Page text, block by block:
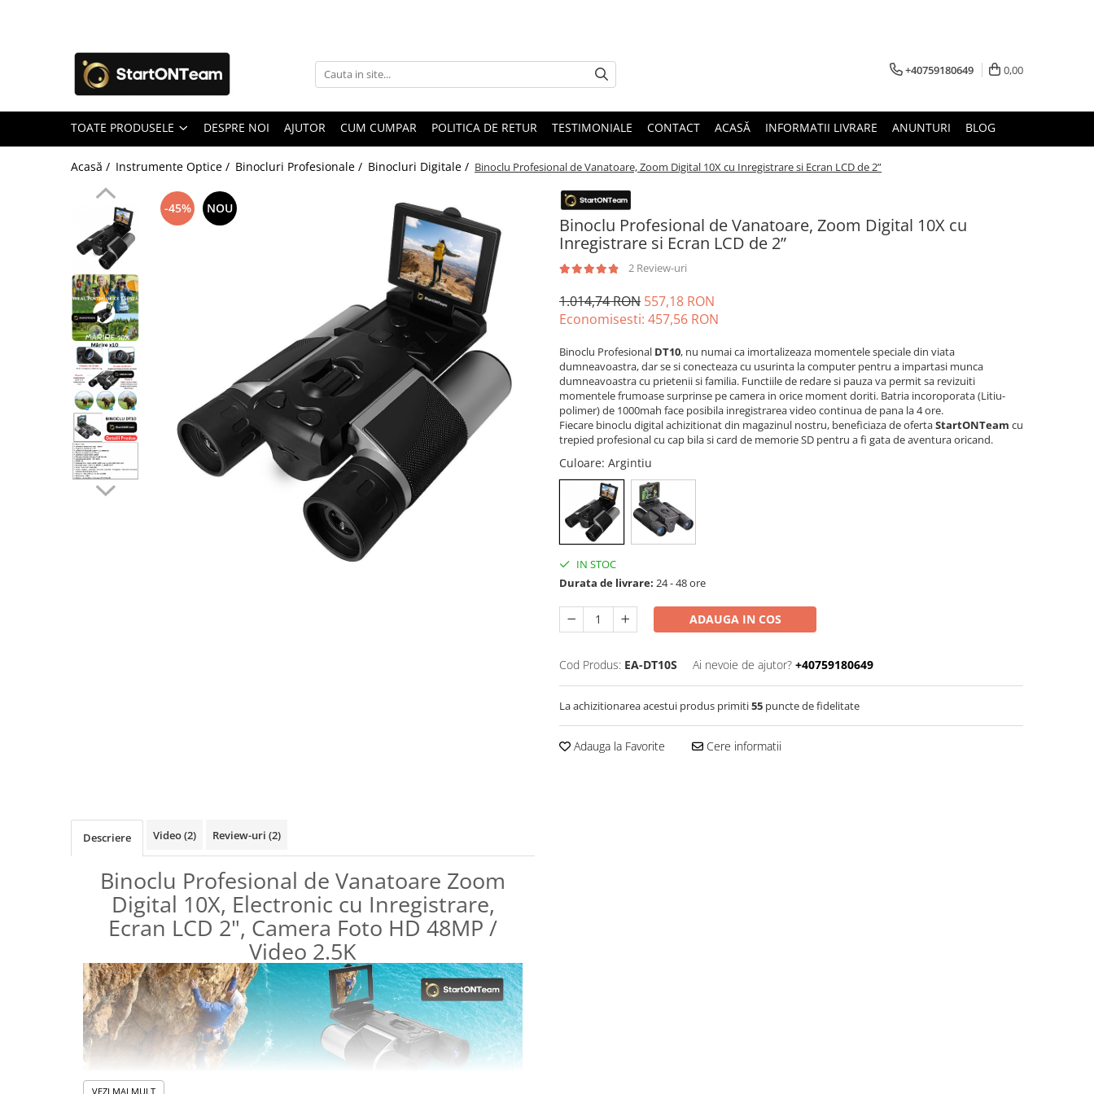
Toate Produsele
Autoaparare & Siguranta Personala
Spray de autoaparare
Articole Copii
Pre Lingurite Diversificare
Auto & Moto
GPS Tracker
Camere de Supraveghere
Camera Vanatoare
Camere Auto
Camere Exterior
Camere Interior
Camere Spion
Control Acces & Accesorii
Interfoane Video
Monocluri Profesionale
Monocluri Night Vision
Aparate medicale
Produse ingrijire personala
Suporturi ortopedice si orteze
+40759180649 0,00
TOATE PRODUSELE DESPRE NOI AJUTOR CUM CUMPAR POLITICA DE RETUR TESTIMONIALE CONTACT ACASĂ INFORMATII LIVRARE ANUNTURI BLOG
Acasă / Instrumente Optice / Binocluri Profesionale / Binocluri Digitale / Binoclu Profesional de Vanatoare, Zoom Digital 10X cu Inregistrare si Ecran LCD de 2”
Binoclu Profesional de Vanatoare, Zoom Digital 10X cu
Inregistrare si Ecran LCD de 2”
2 Review-uri
-45% NOU
1.014,74 RON 557,18 RON
Economisesti: 457,56 RON
Binoclu Profesional DT10, nu numai ca imortalizeaza momentele speciale din viata
dumneavoastra, dar se si conecteaza cu usurinta la computer pentru a impartasi munca
dumneavoastra cu prietenii si familia. Functiile de redare si pauza va permit sa revizuiti
momentele frumoase surprinse pe camera in orice moment doriti. Batria incoroporata (Litiu-
polimer) de 1000mah face posibila inregistrarea video continua de pana la 4 ore.
Fiecare binoclu digital achizitionat din magazinul nostru, beneficiaza de ofertaStartONTeam cu
trepied profesional cu cap bila si card de memorie SD pentru a fi gata de aventura oricand.
Culoare: Argintiu
IN STOC
Durata de livrare: 24 - 48 ore
ADAUGA IN COS
Cod Produs: EA-DT10S Ai nevoie de ajutor? +40759180649
La achizitionarea acestui produs primiti55 puncte de fidelitate
Adauga la Favorite Cere informatii
Descriere Video(2) Review-uri (2)
Binoclu Profesional de Vanatoare Zoom
Digital 10X, Electronic cu Inregistrare,
Ecran LCD 2", Camera Foto HD 48MP /
Video 2.5K
VEZI MAI MULT